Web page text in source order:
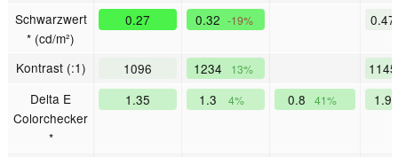
Schwarzwert
* (cd/m²)
0.27 0.32 -19%
Kontrast (:1) 1096 1234 13%
Delta E
Colorchecker
*
1.35 1.3 4% 0.8 41% 1.9